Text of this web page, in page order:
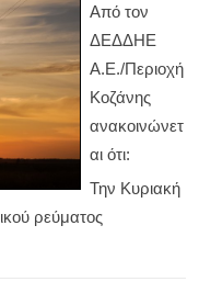
Από τον
ΔΕΔΔΗΕ
Α.Ε./Περιοχή
Κοζάνης
ανακοινώνετ
αι ότι:
Την Κυριακή
ρεύματος